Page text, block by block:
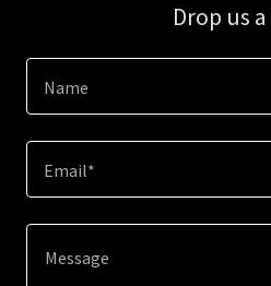
Drop us
Name
Email*